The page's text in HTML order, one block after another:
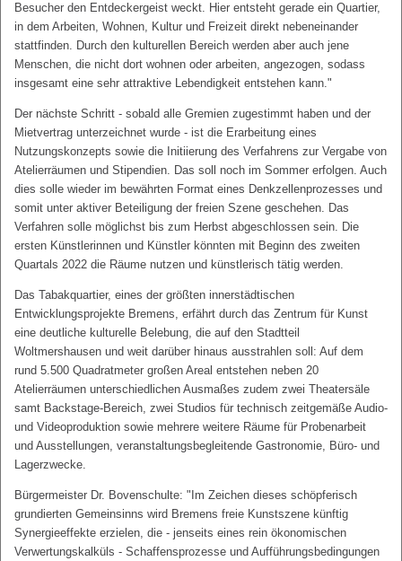
Besucher den Entdeckergeist weckt. Hier entsteht gerade ein Quartier,
in dem Arbeiten, Wohnen, Kultur und Freizeit direkt nebeneinander
stattfinden. Durch den kulturellen Bereich werden aber auch jene
Menschen, die nicht dort wohnen oder arbeiten, angezogen, sodass
insgesamt eine sehr attraktive Lebendigkeit entstehen kann."
Der nächste Schritt - sobald alle Gremien zugestimmt haben und der
Mietvertrag unterzeichnet wurde - ist die Erarbeitung eines
Nutzungskonzepts sowie die Initiierung des Verfahrens zur Vergabe von
Atelierräumen und Stipendien. Das soll noch im Sommer erfolgen. Auch
dies solle wieder im bewährten Format eines Denkzellenprozesses und
somit unter aktiver Beteiligung der freien Szene geschehen. Das
Verfahren solle möglichst bis zum Herbst abgeschlossen sein. Die
ersten Künstlerinnen und Künstler könnten mit Beginn des zweiten
Quartals 2022 die Räume nutzen und künstlerisch tätig werden.
Das Tabakquartier, eines der größten innerstädtischen
Entwicklungsprojekte Bremens, erfährt durch das Zentrum für Kunst
eine deutliche kulturelle Belebung, die auf den Stadtteil
Woltmershausen und weit darüber hinaus ausstrahlen soll: Auf dem
rund 5.500 Quadratmeter großen Areal entstehen neben 20
Atelierräumen unterschiedlichen Ausmaßes zudem zwei Theatersäle
samt Backstage-Bereich, zwei Studios für technisch zeitgemäße Audio-
und Videoproduktion sowie mehrere weitere Räume für Probenarbeit
und Ausstellungen, veranstaltungsbegleitende Gastronomie, Büro- und
Lagerzwecke.
Bürgermeister Dr. Bovenschulte: "Im Zeichen dieses schöpferisch
grundierten Gemeinsinns wird Bremens freie Kunstszene künftig
Synergieeffekte erzielen, die - jenseits eines rein ökonomischen
Verwertungskalküls - Schaffensprozesse und Aufführungsbedingungen